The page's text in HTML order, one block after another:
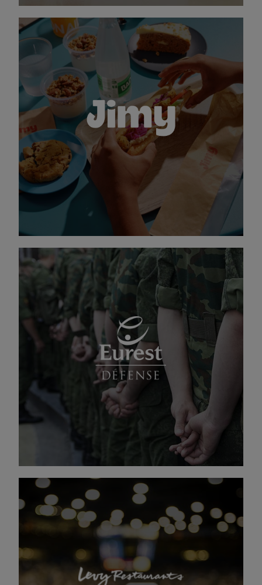
Le déli de proximité qui met du punch au
quotidien
Jimy est un lieu de restauration tout autant
qu’un lieu de vie où la générosité et la
gourmandise priment pour faire le plein de
bonnes vibrations.
Des espaces accueillants et chaleureux, pensés
pour s’adapter à votre rythme, à vos envies, à
vos besoins.
DÉCOUVRIR JIMY
Un atout au service des armées
La sécurité constitue le noyau dur de notre
activité. Réactifs et exigeants, nous sommes
particulièrement à l’aise pour intervenir auprès
des forces armées.
Le goût d’une expérience inoubliable !
Levy Restaurants, c’est une expérience unique
dans la prestation de services de restauration et